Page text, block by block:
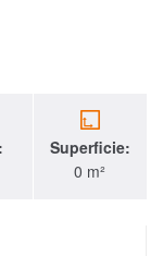
Superficie:
0 m²